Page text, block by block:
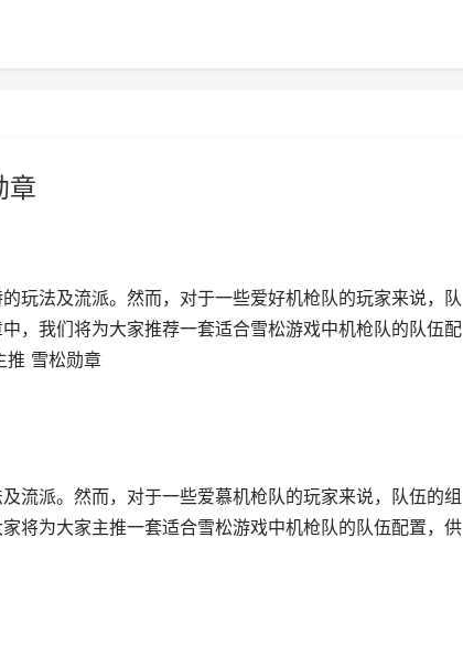
章
玩法及流派。然而，对于一些爱好机枪队的玩家来说，队
，我们将为大家推荐一套适合雪松游戏中机枪队的队伍配
推 雪松勋章
流派。然而，对于一些爱慕机枪队的玩家来说，队伍的组
将为大家主推一套适合雪松游戏中机枪队的队伍配置，供